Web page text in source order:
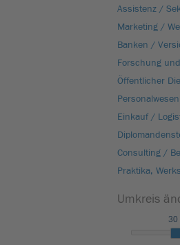
Assistenz /
Marketing /
Forschung
Öffentlicher
Einkauf /
Consulting /
Praktika,
Umkreis
30